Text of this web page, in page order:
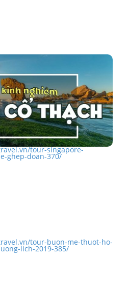
HOÀNG CỔ TRẤN
KHÁCH LẺ
sắc màu của Ninh Thuận
5N4Đ KHÁCH LẺ